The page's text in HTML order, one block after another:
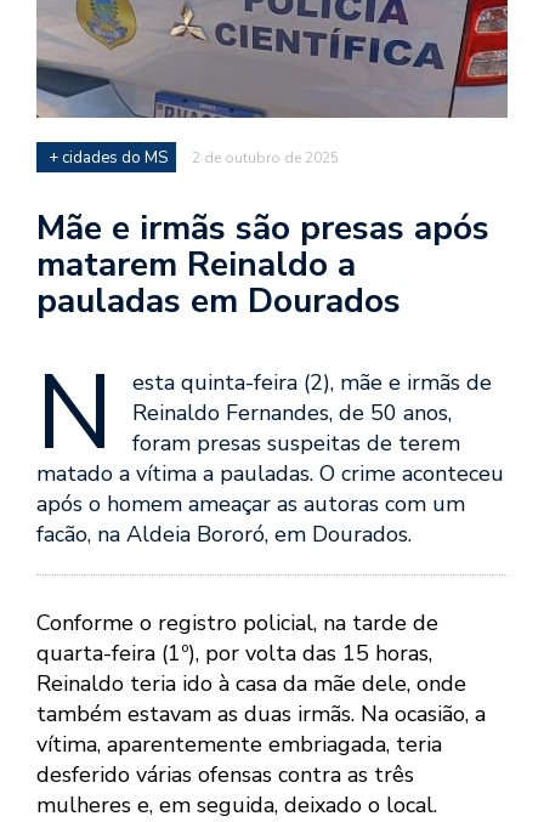
+ cidades do MS 2 de outubro de 2025
Mãe e irmãs são presas após
matarem Reinaldo a
pauladas em Dourados
N
esta quinta-feira (2), mãe e irmãs de
Reinaldo Fernandes, de 50 anos,
foram presas suspeitas de terem
matado a vítima a pauladas. O crime aconteceu
após o homem ameaçar as autoras com um
facão, na Aldeia Bororó, em Dourados.
Conforme o registro policial, na tarde de
quarta-feira (1º), por volta das 15 horas,
Reinaldo teria ido à casa da mãe dele, onde
também estavam as duas irmãs. Na ocasião, a
vítima, aparentemente embriagada, teria
desferido várias ofensas contra as três
mulheres e, em seguida, deixado o local.